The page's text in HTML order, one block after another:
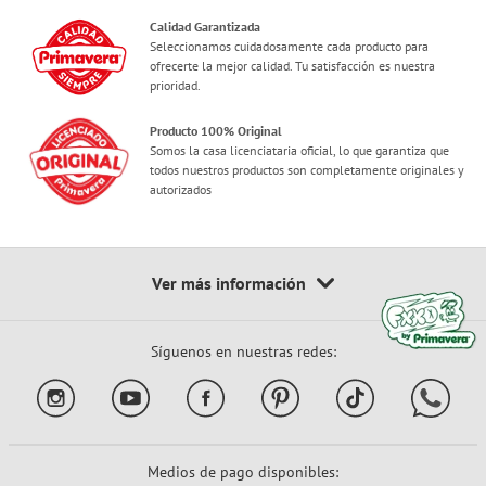
Calidad Garantizada
Seleccionamos cuidadosamente cada producto para
ofrecerte la mejor calidad. Tu satisfacción es nuestra
prioridad.
Producto 100% Original
Somos la casa licenciataria oficial, lo que garantiza que
todos nuestros productos son completamente originales y
autorizados
Síguenos en nuestras redes:
Medios de pago disponibles: